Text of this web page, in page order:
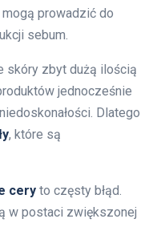
mogą prowadzić do
sebum.
skóry zbyt dużą ilością
jednocześnie
Dlatego
, które są
cery to częsty błąd.
w postaci zwiększonej